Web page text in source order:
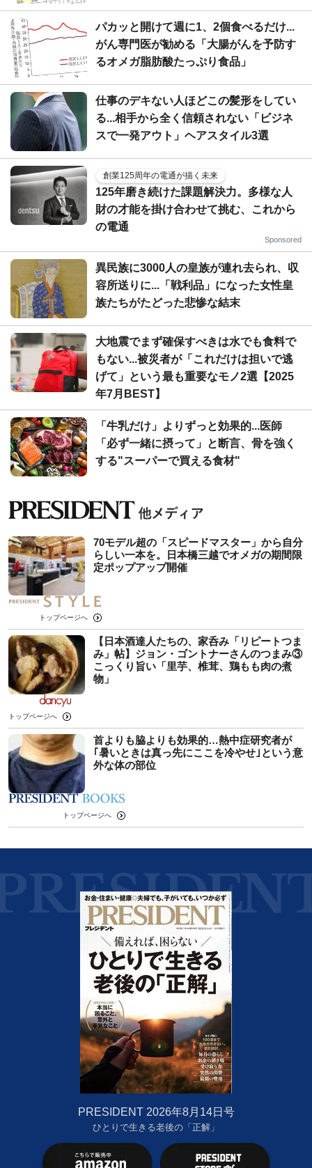
パカッと開けて週に1、2個食べるだけ...
がん専門医が勧める「大腸がんを予防す
るオメガ脂肪酸たっぷり食品」
仕事のデキない人ほどこの髪形をしてい
る...相手から全く信頼されない「ビジネ
スで一発アウト」ヘアスタイル3選
創業125周年の電通が描く未来
125年磨き続けた課題解決力。多様な人
財の才能を掛け合わせて挑む、これから
の電通
Sponsored
異民族に3000人の皇族が連れ去られ、収
容所送りに...「戦利品」になった女性皇
族たちがたどった悲惨な結末
大地震でまず確保すべきは水でも食料で
もない...被災者が「これだけは担いで逃
げて」という最も重要なモノ2選【2025
年7月BEST】
「牛乳だけ」よりずっと効果的...医師
「必ず一緒に摂って」と断言、骨を強く
する"スーパーで買える食材"
70モデル超の「スピードマスター」から自分
らしい一本を。日本橋三越でオメガの期間限
定ポップアップ開催
トップページへ
【日本酒達人たちの、家呑み「リピートつま
み」帖】ジョン・ゴントナーさんのつまみ③
こっくり旨い「里芋、椎茸、鶏もも肉の煮
物」
トップページへ
首よりも脇よりも効果的…熱中症研究者が
｢暑いときは真っ先にここを冷やせ｣という意
外な体の部位
トップページへ
PRESIDENT 2026年8月14日号
ひとりで生きる老後の「正解」